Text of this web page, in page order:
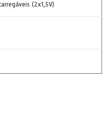
(2x1,5V)